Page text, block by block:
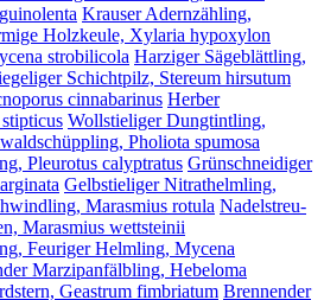
Krauser Adernzähling,
Holzkeule, Xylaria hypoxylon
strobilicola Harziger Sägeblättling,
Schichtpilz, Stereum hirsutum
cinnabarinus Herber
Wollstieliger Dungtintling,
Pholiota spumosa
Pleurotus calyptratus Grünschneidiger
Gelbstieliger Nitrathelmling,
Marasmius rotula Nadelstreu-
Marasmius wettsteinii
Feuriger Helmling, Mycena
Marzipanfälbling, Hebeloma
Geastrum fimbriatum Brennender